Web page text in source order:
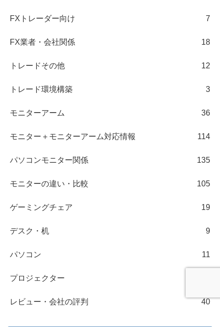
FXトレーダー向け 7
FX業者・会社関係 18
トレードその他 12
トレード環境構築 3
モニターアーム 36
モニター＋モニターアーム対応情報 114
パソコンモニター関係 135
モニターの違い・比較 105
ゲーミングチェア 19
デスク・机 9
パソコン 11
プロジェクター
レビュー・会社の評判 40